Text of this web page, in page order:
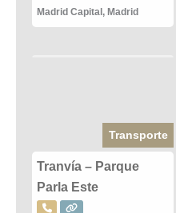
Madrid Capital , Madrid
Transporte
Tranvía – Parque
Parla Este